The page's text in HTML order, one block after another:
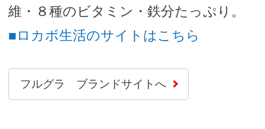
維・８種のビタミン・鉄分たっぷり。
■ロカボ生活のサイトはこちら
フルグラ ブランドサイトへ